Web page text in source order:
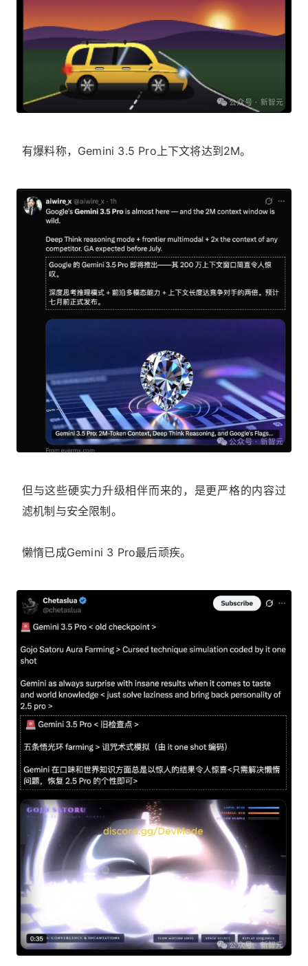
有爆料称，Gemini 3.5 Pro上下文将达到2M。
但与这些硬实力升级相伴而来的，是更严格的内容过
滤机制与安全限制。
懒惰已成Gemini 3 Pro最后顽疾。